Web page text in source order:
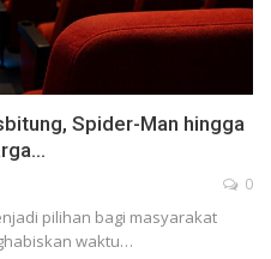
Spider-Man hingga
0
pilihan bagi masyarakat
waktu…